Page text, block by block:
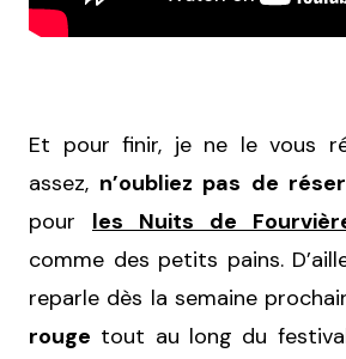
Et pour finir, je ne le vous
assez, n’oubliez pas de
pour les Nuits de
comme des petits pains.
reparle dès la semaine
rouge tout au long du